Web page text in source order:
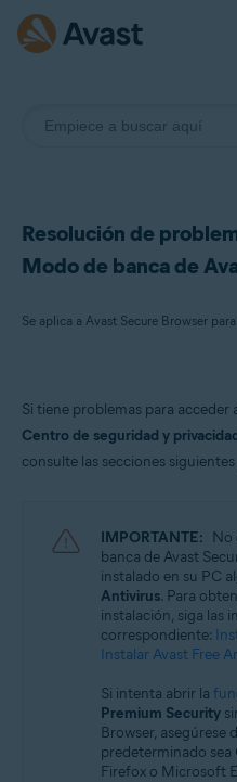
Resolución de
Modo de banca de
Se aplica a Avast Secure Browser
Productos:
Avast Secure Browser 115.x para
Microsoft Windows 10 Home/
Si tiene problemas para acceder
Centro de seguridad y
consulte las secciones
IMPORTANTE: No
banca de Avast
instalado en su PC
Antivirus. Para
instalación, siga las
correspondiente:
Instalar Avast Free
Si intenta abrir la
Premium Security
Browser, asegúrese
predeterminado
Firefox o Microsoft